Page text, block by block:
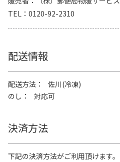
TEL
0120-92-2310
配送情報
配送方法
佐川(冷凍)
のし
対応可
決済方法
下記の決済方法がご利用頂けます。